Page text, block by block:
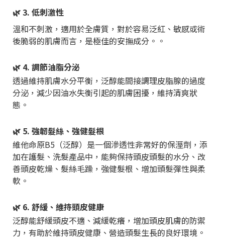
🌿 3. 低刺激性
溫和不刺激，適用於全膚質，對於容易泛紅、敏感或術
後脆弱的肌膚而言，是極佳的安撫成分。。
🌿 4. 調節油脂分泌
透過維持肌膚水分平衡，泛醇能間接調理皮脂腺的過度
分泌，減少因油水失衡引起的肌膚困擾，維持清爽狀
態。
🌿 5. 強韌髮絲、強健髮根
維他命原B5（泛醇）是一個滲透性非常好的保溼劑，添
加在護髮、洗髮產品中，能夠保持頭皮頭髮的水分、改
善頭皮乾燥、髮絲毛躁，強健髮根、增加頭髮彈性與柔
軟。
🌿 6. 舒緩、維持頭皮健康
泛醇能舒緩頭皮不適、減緩乾癢，增加頭皮肌膚的防禦
力，有助於維持頭皮健康、營造頭髮生長的良好環境。